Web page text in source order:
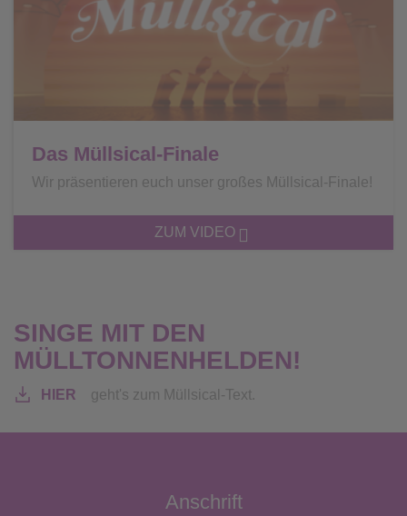
Das Müllsical-Finale
Wir präsentieren euch unser großes Müllsical-Finale!
ZUM VIDEO
SINGE MIT DEN
MÜLLTONNENHELDEN!
HIER geht's zum Müllsical-Text.
Anschrift